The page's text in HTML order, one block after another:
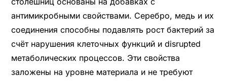
антимикробными свойствами. Серебро, медь и их
соединения способны подавлять рост бактерий за
счёт нарушения клеточных функций и disrupted
метаболических процессов. Эти свойства
заложены на уровне материала и не требуют